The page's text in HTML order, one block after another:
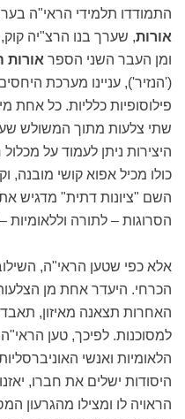
התמודדו תלמידי הראי"ה
אורות, שערך בנו הרצ"יה קוק,
ומן העבר השני הספר אורות
('הנזיר'), עניינו מערכת
פילוסופיות כלליות. כל
שתי צלעות מתוך המשולש
היצירות ניתן לעמוד על
כולו מכיל אפוא קושי מובנה,
השם "ציונות דתית" מדגיש
הסרוגות – לתורה
אלא כפי שטען הראי"ה,
הכרחי. היעדר אחת מן
האחרות תצאנה מאיזון,
למסוכנות. לפיכך, טען
הלאומיות ואנשי
היסודות ישלים את חברו,
הראויה לו ומצילו מהגרעון